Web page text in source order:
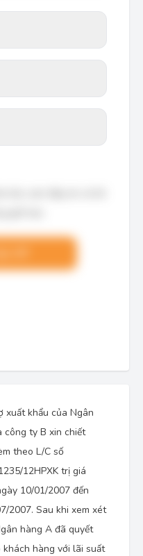
xuất khẩu của Ngân
công ty B xin chiết
theo L/C số
12HPXK trị giá
10/01/2007 đến
2007. Sau khi xem xét
hàng A đã quyết
khách hàng với lãi suất